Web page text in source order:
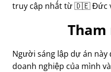
truy cập nhất từ 🇩🇪 Đức
Tham
Người sáng lập dự án
doanh nghiệp của mình